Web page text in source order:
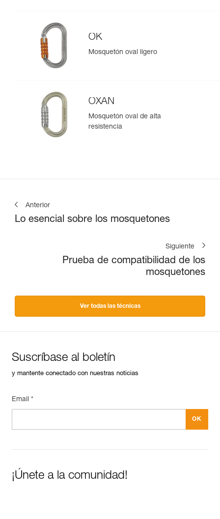
OK
Mosquetón oval ligero
OXAN
Mosquetón oval de alta
resistencia
Anterior
Lo esencial sobre los mosquetones
Siguiente
Prueba de compatibilidad de los
mosquetones
Ver todas las técnicas
Suscríbase al boletín
y mantente conectado con nuestras noticias
Email *
¡Únete a la comunidad!